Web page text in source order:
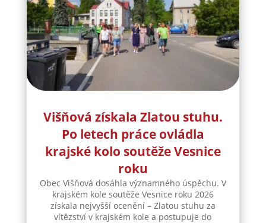
Višňová získala Zlatou stuhu.
Po letech práce ovládla
krajské kolo soutěže Vesnice
roku
Obec Višňová dosáhla významného úspěchu. V
krajském kole soutěže Vesnice roku 2026
získala nejvyšší ocenění – Zlatou stuhu za
vítězství v krajském kole a postupuje do